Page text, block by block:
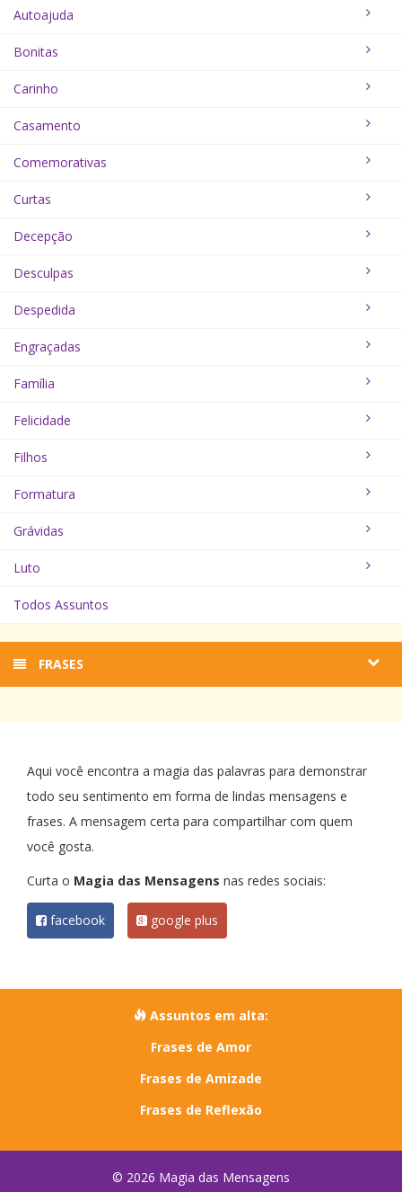
Autoajuda
Bonitas
Carinho
Casamento
Comemorativas
Curtas
Decepção
Desculpas
Despedida
Engraçadas
Família
Felicidade
Filhos
Formatura
Grávidas
Luto
Todos Assuntos
FRASES
Aqui você encontra a magia das palavras para demonstrar
todo seu sentimento em forma de lindas mensagens e
frases. A mensagem certa para compartilhar com quem
você gosta.
Curta o Magia das Mensagens nas redes sociais:
facebook google plus
Assuntos em alta:
Frases de Amor
Frases de Amizade
Frases de Reflexão
© 2026 Magia das Mensagens